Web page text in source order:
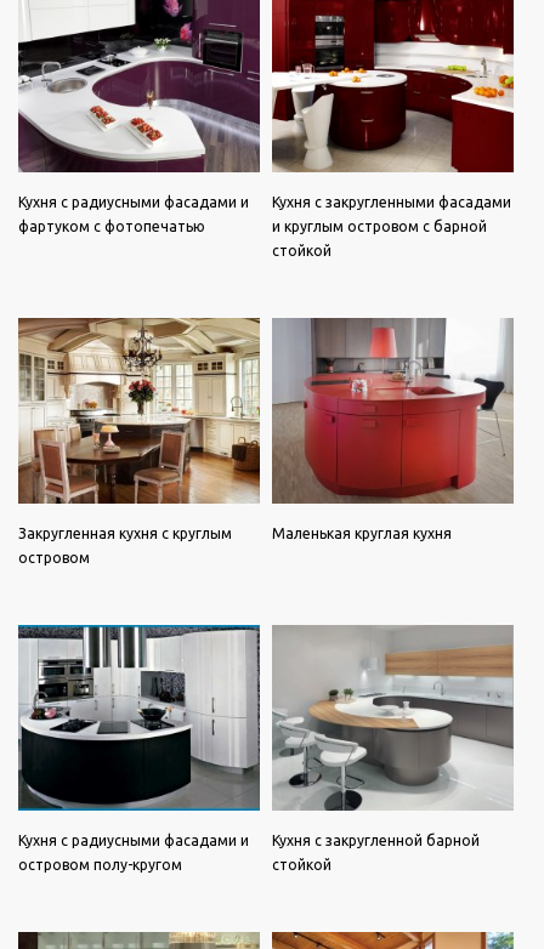
Кухня с радиусными фасадами и
фартуком с фотопечатью
Кухня с закругленными фасадами
и круглым островом с барной
стойкой
Закругленная кухня с круглым
островом
Маленькая круглая кухня
Кухня с радиусными фасадами и
островом полу-кругом
Кухня с закругленной барной
стойкой